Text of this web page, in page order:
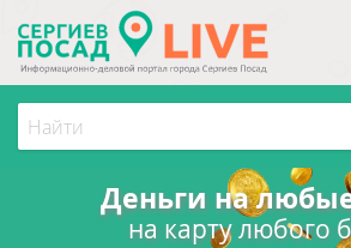
Деньги на
на карту любого